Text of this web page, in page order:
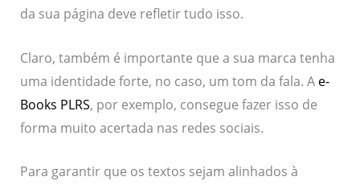
da sua página deve refletir tudo isso.
Claro, também é importante que a sua marca tenha
uma identidade forte, no caso, um tom da fala. A e-
Books PLRS, por exemplo, consegue fazer isso de
forma muito acertada nas redes sociais.
Para garantir que os textos sejam alinhados à